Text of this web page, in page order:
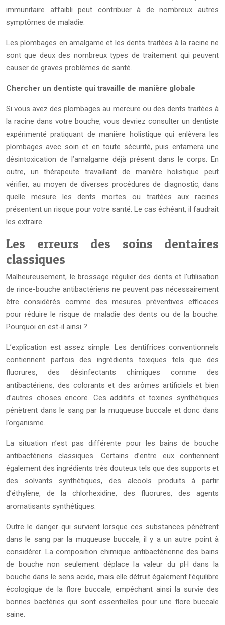
immunitaire affaibli peut contribuer à de nombreux autres
symptômes de maladie.
Les plombages en amalgame et les dents traitées à la racine ne
sont que deux des nombreux types de traitement qui peuvent
causer de graves problèmes de santé.
Chercher un dentiste qui travaille de manière globale
Si vous avez des plombages au mercure ou des dents traitées à
la racine dans votre bouche, vous devriez consulter un dentiste
expérimenté pratiquant de manière holistique qui enlèvera les
plombages avec soin et en toute sécurité, puis entamera une
désintoxication de l’amalgame déjà présent dans le corps. En
outre, un thérapeute travaillant de manière holistique peut
vérifier, au moyen de diverses procédures de diagnostic, dans
quelle mesure les dents mortes ou traitées aux racines
présentent un risque pour votre santé. Le cas échéant, il faudrait
les extraire.
Les erreurs des soins dentaires
classiques
Malheureusement, le brossage régulier des dents et l’utilisation
de rince-bouche antibactériens ne peuvent pas nécessairement
être considérés comme des mesures préventives efficaces
pour réduire le risque de maladie des dents ou de la bouche.
Pourquoi en est-il ainsi ?
L’explication est assez simple. Les dentifrices conventionnels
contiennent parfois des ingrédients toxiques tels que des
fluorures, des désinfectants chimiques comme des
antibactériens, des colorants et des arômes artificiels et bien
d’autres choses encore. Ces additifs et toxines synthétiques
pénètrent dans le sang par la muqueuse buccale et donc dans
l’organisme.
La situation n’est pas différente pour les bains de bouche
antibactériens classiques. Certains d’entre eux contiennent
également des ingrédients très douteux tels que des supports et
des solvants synthétiques, des alcools produits à partir
d’éthylène, de la chlorhexidine, des fluorures, des agents
aromatisants synthétiques.
Outre le danger qui survient lorsque ces substances pénètrent
dans le sang par la muqueuse buccale, il y a un autre point à
considérer. La composition chimique antibactérienne des bains
de bouche non seulement déplace la valeur du pH dans la
bouche dans le sens acide, mais elle détruit également l’équilibre
écologique de la flore buccale, empêchant ainsi la survie des
bonnes bactéries qui sont essentielles pour une flore buccale
saine.